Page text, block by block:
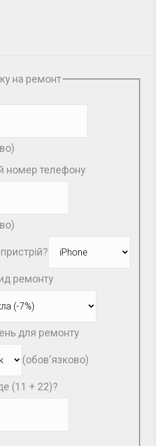
на ремонт
номер телефону
ремонту
для ремонту
(обов'язково)
(11 + 22)?